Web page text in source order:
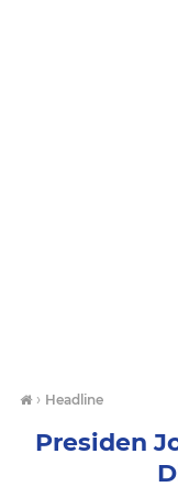
› Headline
Presiden